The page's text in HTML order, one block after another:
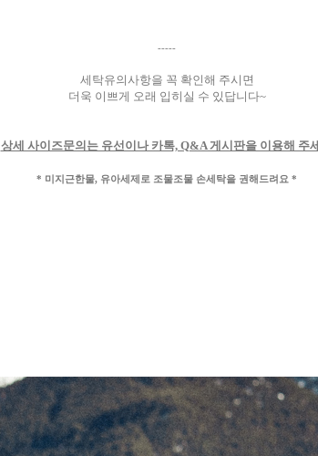
-----
세탁유의사항을 꼭 확인해 주시면
더욱 이쁘게 오래 입히실 수 있답니다~
상세 사이즈문의는 유선이나 카톡, Q&A 게시판을 이용해 주
* 미지근한물, 유아세제로 조물조물 손세탁을 권해드려요 *